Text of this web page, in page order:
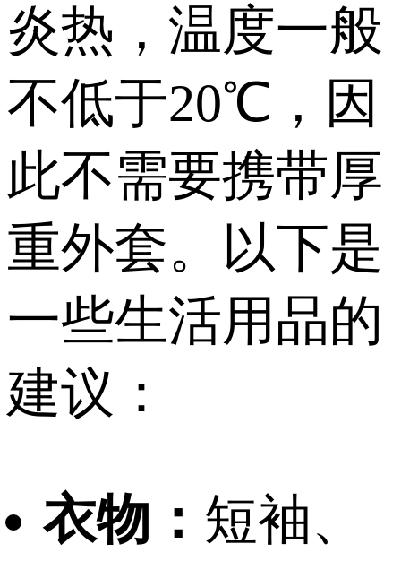
炎热，温度一般
不低于20℃，因
此不需要携带厚
重外套。以下是
一些生活用品的
建议：
衣物： 短袖、